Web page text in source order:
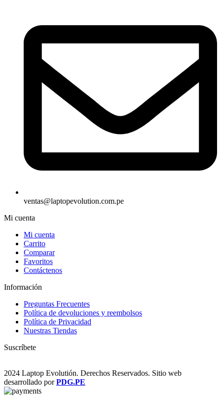
ventas@laptopevolution.com.pe
Mi cuenta
Mi cuenta
Carrito
Comparar
Favoritos
Contáctenos
Información
Preguntas Frecuentes
Política de devoluciones y reembolsos
Política de Privacidad
Nuestras Tiendas
Suscríbete
2024 Laptop Evolutión. Derechos Reservados. Sitio web
desarrollado porPDG.PE